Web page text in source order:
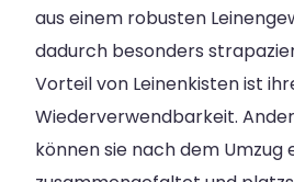
aus einem robusten
dadurch besonders
Vorteil von Leinenkisten ist
Wiederverwendbarkeit.
können sie nach dem Umzug